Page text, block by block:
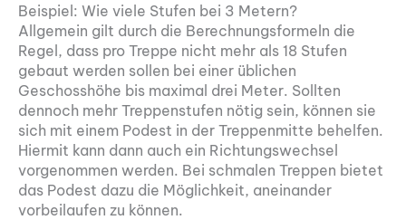
Beispiel: Wie viele Stufen bei 3 Metern?
Allgemein gilt durch die Berechnungsformeln die
Regel, dass pro Treppe nicht mehr als 18 Stufen
gebaut werden sollen bei einer üblichen
Geschosshöhe bis maximal drei Meter. Sollten
dennoch mehr Treppenstufen nötig sein, können sie
sich mit einem Podest in der Treppenmitte behelfen.
Hiermit kann dann auch ein Richtungswechsel
vorgenommen werden. Bei schmalen Treppen bietet
das Podest dazu die Möglichkeit, aneinander
vorbeilaufen zu können.